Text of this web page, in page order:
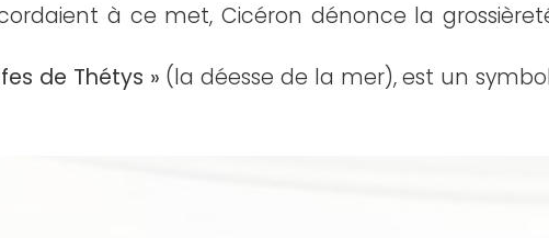
à ce met, Cicéron dénonce la
de Thétys » (la déesse de la mer), est un